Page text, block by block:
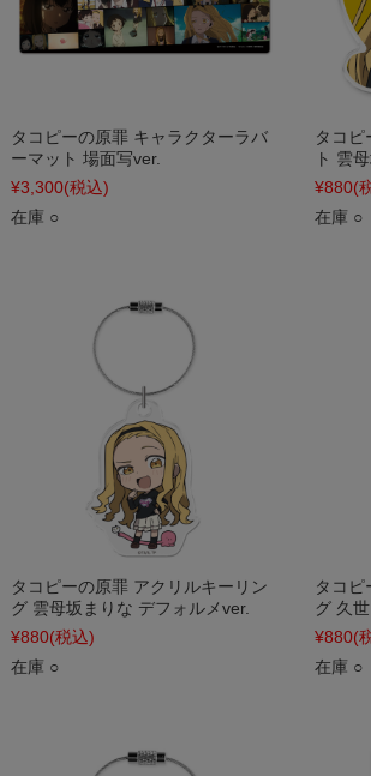
タコピーの原罪 キャラクターラバ
ーマット 場面写ver.
¥3,300(税込)
在庫 ○
タコピ
ト 雲
¥880(
在庫 ○
タコピーの原罪 アクリルキーリン
グ 雲母坂まりな デフォルメver.
¥880(税込)
在庫 ○
タコピ
グ 久
¥880(
在庫 ○